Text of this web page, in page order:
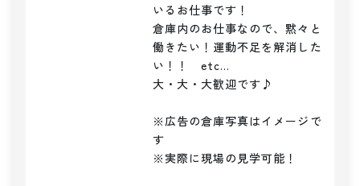
いるお仕事です！
倉庫内のお仕事なので、黙々と
働きたい！運動不足を解消した
い！！　etc...
大・大・大歓迎です♪
※広告の倉庫写真はイメージで
す
※実際に現場の見学可能！